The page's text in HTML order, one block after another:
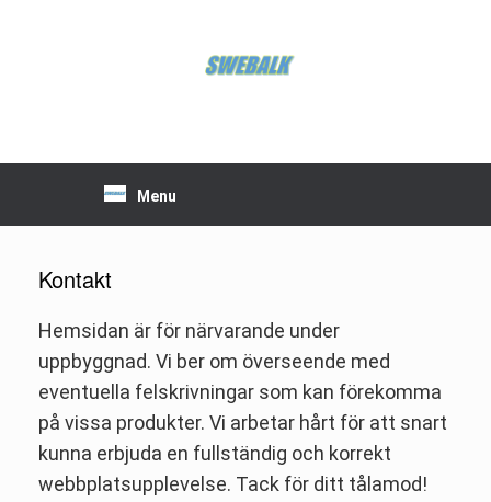
Menu
Kontakt
Hemsidan är för närvarande under
uppbyggnad. Vi ber om överseende med
eventuella felskrivningar som kan förekomma
på vissa produkter. Vi arbetar hårt för att snart
kunna erbjuda en fullständig och korrekt
webbplatsupplevelse. Tack för ditt tålamod!